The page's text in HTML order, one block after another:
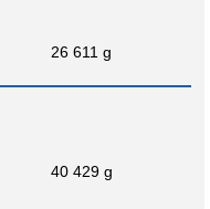
26 611 g
40 429 g